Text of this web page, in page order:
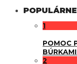
1
POMOC
2